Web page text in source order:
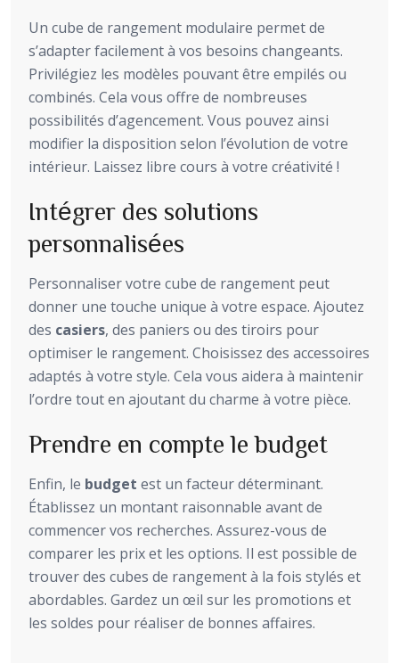
Un cube de rangement modulaire permet de
s’adapter facilement à vos besoins changeants.
Privilégiez les modèles pouvant être empilés ou
combinés. Cela vous offre de nombreuses
possibilités d’agencement. Vous pouvez ainsi
modifier la disposition selon l’évolution de votre
intérieur. Laissez libre cours à votre créativité !
Intégrer des solutions
personnalisées
Personnaliser votre cube de rangement peut
donner une touche unique à votre espace. Ajoutez
des casiers, des paniers ou des tiroirs pour
optimiser le rangement. Choisissez des accessoires
adaptés à votre style. Cela vous aidera à maintenir
l’ordre tout en ajoutant du charme à votre pièce.
Prendre en compte le budget
Enfin, le budget est un facteur déterminant.
Établissez un montant raisonnable avant de
commencer vos recherches. Assurez-vous de
comparer les prix et les options. Il est possible de
trouver des cubes de rangement à la fois stylés et
abordables. Gardez un œil sur les promotions et
les soldes pour réaliser de bonnes affaires.